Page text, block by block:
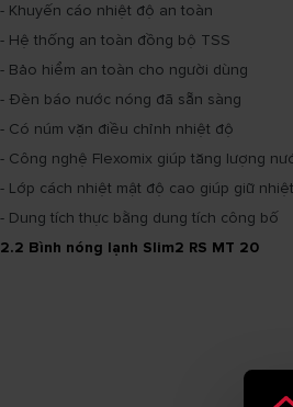
- Khuyến cáo nhiệt độ an toàn
- Hệ thống an toàn đồng bộ TSS
- Bảo hiểm an toàn cho người dùng
- Đèn báo nước nóng đã sẵn sàng
- Có núm vặn điều chỉnh nhiệt độ
- Công nghệ Flexomix giúp tăng lượng
- Lớp cách nhiệt mật độ cao giúp giữ
- Dung tích thực bằng dung tích công bố
2.2 Bình nóng lạnh Slim2 RS MT 20